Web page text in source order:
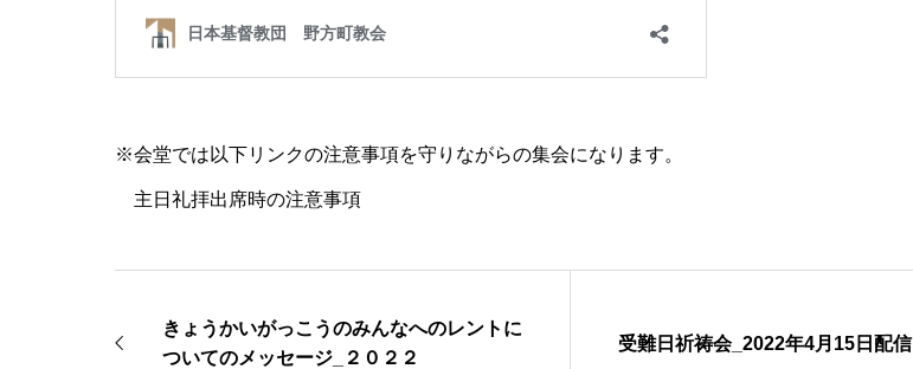
※会堂では以下リンクの注意事項を守りながらの集会になります。
主日礼拝出席時の注意事項
きょうかいがっこうのみんなへのレントに
ついてのメッセージ_２０２２
受難日祈祷会_2022年4月15日配信